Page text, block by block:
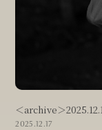
＜archive＞
2025.12.17